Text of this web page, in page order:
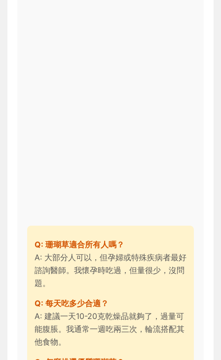
Q: 珊瑚草適合所有人嗎？
A: 大部分人可以，但孕婦或特殊疾病者最好
諮詢醫師。我懷孕時吃過，但量很少，沒問
題。
Q: 每天吃多少合適？
A: 建議一天10-20克乾燥品就夠了，過量可
能腹脹。我通常一週吃兩三次，輪流搭配其
他食物。